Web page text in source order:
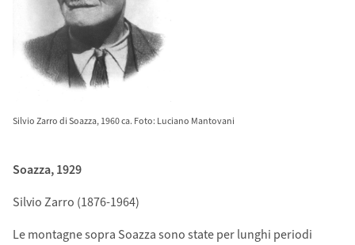
Silvio Zarro di Soazza, 1960 ca. Foto: Luciano Mantovani
Soazza, 1929
Silvio Zarro (1876-1964)
Le montagne sopra Soazza sono state per lunghi periodi